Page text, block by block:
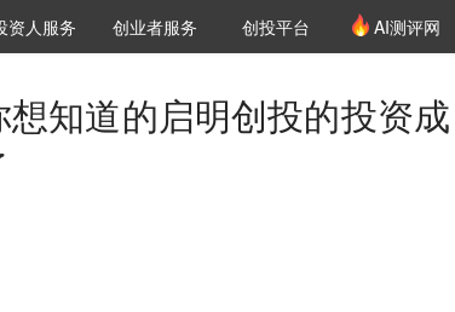
投资机构库
机构职位推介
资人服务 创投氪堂
创业者服务 创投平台 AI测评网
知道的启明创投的投资成